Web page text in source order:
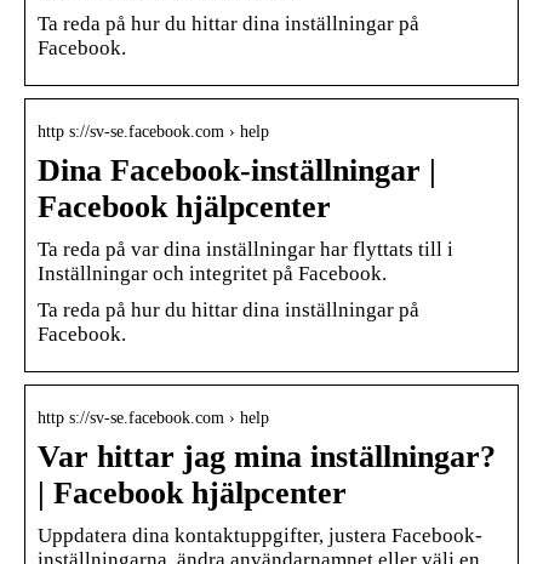
Ta reda på hur du hittar dina inställningar på
Facebook.
http s://sv-se.facebook.com › help
Dina Facebook-inställningar |
Facebook hjälpcenter
Ta reda på var dina inställningar har flyttats till i
Inställningar och integritet på Facebook.
Ta reda på hur du hittar dina inställningar på
Facebook.
http s://sv-se.facebook.com › help
Var hittar jag mina inställningar?
| Facebook hjälpcenter
Uppdatera dina kontaktuppgifter, justera Facebook-